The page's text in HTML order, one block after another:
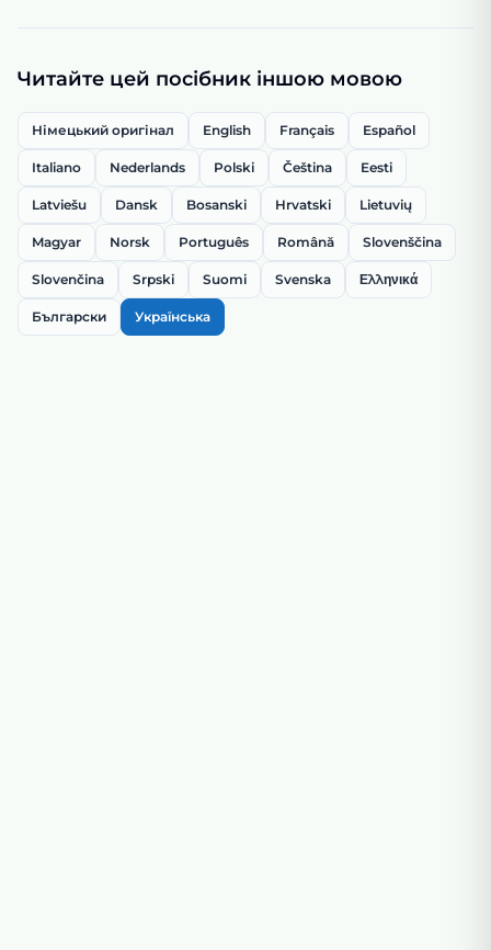
Читайте цей посібник іншою мовою
Німецький оригінал English Français Español
Italiano Nederlands Polski Čeština Eesti
Latviešu Dansk Bosanski Hrvatski Lietuvių
Magyar Norsk Português Română Slovenščina
Slovenčina Srpski Suomi Svenska Ελληνικά
Български Українська